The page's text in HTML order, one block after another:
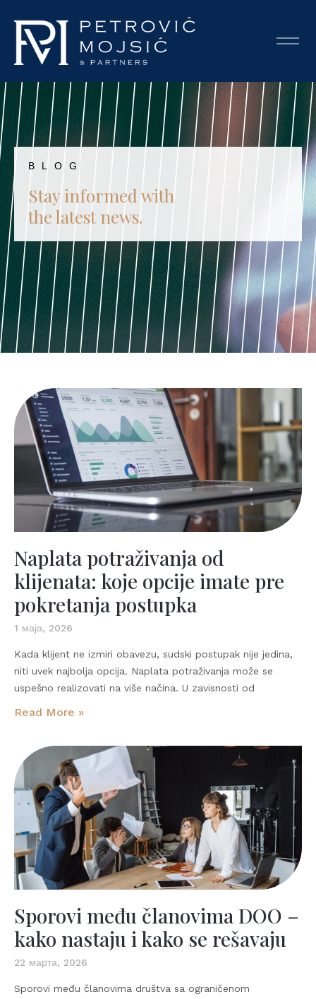
BLOG
Stay informed with
the latest news.
Naplata potraživanja od
klijenata: koje opcije imate pre
pokretanja postupka
1 маја, 2026
Kada klijent ne izmiri obavezu, sudski postupak nije jedina,
niti uvek najbolja opcija. Naplata potraživanja može se
uspešno realizovati na više načina. U zavisnosti od
Read More »
Sporovi među članovima DOO –
kako nastaju i kako se rešavaju
22 марта, 2026
Sporovi među članovima društva sa ograničenom